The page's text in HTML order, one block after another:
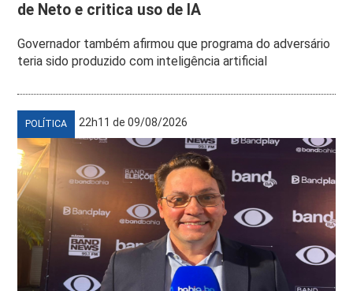
de Neto e critica uso de IA
Governador também afirmou que programa do adversário
teria sido produzido com inteligência artificial
POLÍTICA 22h11 de 09/08/2026